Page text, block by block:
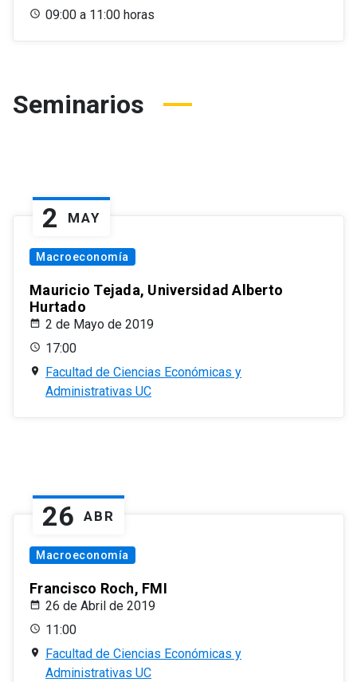
09:00 a 11:00 horas
Seminarios
2 MAY
Macroeconomía
Mauricio Tejada, Universidad Alberto
Hurtado
2 de Mayo de 2019
17:00
Facultad de Ciencias Económicas y
Administrativas UC
26 ABR
Macroeconomía
Francisco Roch, FMI
26 de Abril de 2019
11:00
Facultad de Ciencias Económicas y
Administrativas UC